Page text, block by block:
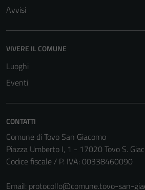
Avvisi
VIVERE IL COMUNE
Luoghi
Eventi
CONTATTI
Comune di Tovo San Giacomo
Piazza Umberto I, 1 - 17020 Tovo S.
Codice fiscale / P. IVA: 00338460090
Email: protocollo@comune.tovo-san-